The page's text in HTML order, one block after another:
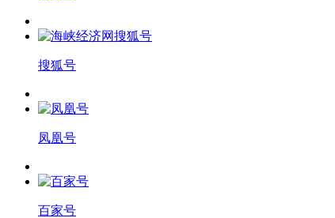
搜狐号
凤凰号
百家号